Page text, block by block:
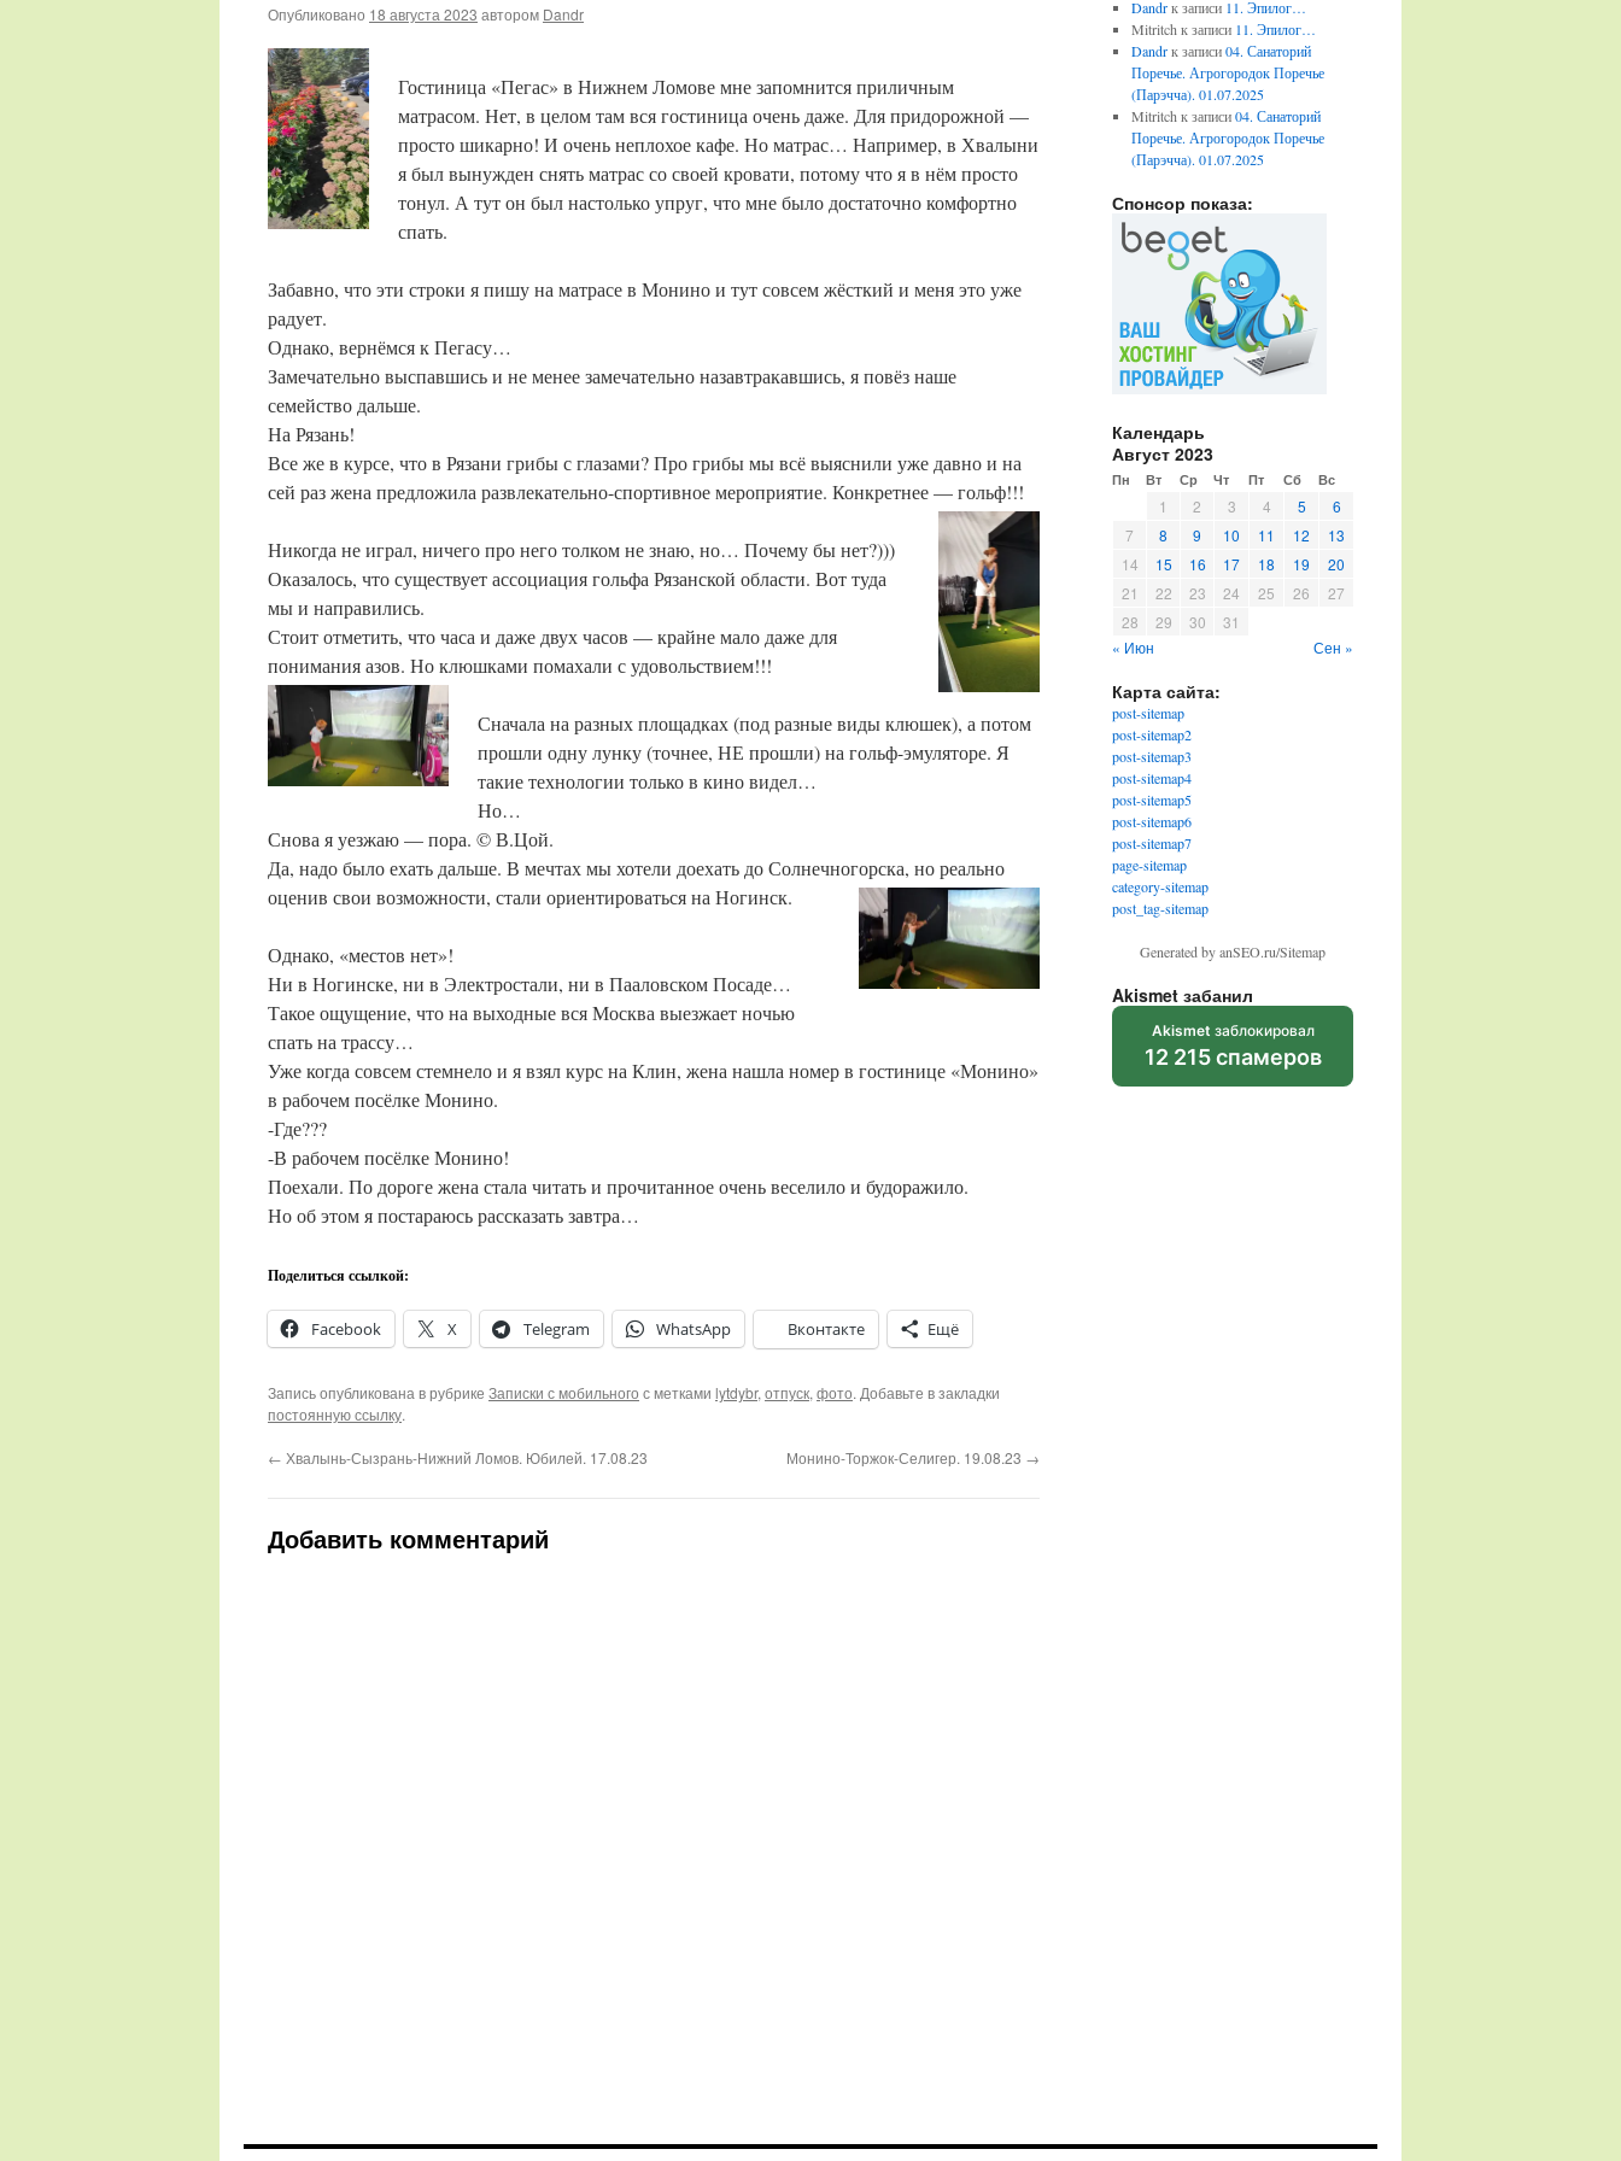
Опубликовано 18 августа 2023 автором Dandr
Гостиница «Пегас» в Нижнем Ломове мне запомнится приличным
матрасом. Нет, в целом там вся гостиница очень даже. Для придорожной —
просто шикарно! И очень неплохое кафе. Но матрас… Например, в Хвалыни
я был вынужден снять матрас со своей кровати, потому что я в нём просто
тонул. А тут он был настолько упруг, что мне было достаточно комфортно
спать.
Забавно, что эти строки я пишу на матрасе в Монино и тут совсем жёсткий и меня это уже
радует.
Однако, вернёмся к Пегасу…
Замечательно выспавшись и не менее замечательно назавтракавшись, я повёз наше
семейство дальше.
На Рязань!
Все же в курсе, что в Рязани грибы с глазами? Про грибы мы всё выяснили уже давно и на
сей раз жена предложила развлекательно-спортивное мероприятие. Конкретнее — гольф!!!
Никогда не играл, ничего про него толком не знаю, но… Почему бы нет?)))
Оказалось, что существует ассоциация гольфа Рязанской области. Вот туда
мы и направились.
Стоит отметить, что часа и даже двух часов — крайне мало даже для
понимания азов. Но клюшками помахали с удовольствием!!!
Сначала на разных площадках (под разные виды клюшек), а потом
прошли одну лунку (точнее, НЕ прошли) на гольф-эмуляторе. Я
такие технологии только в кино видел…
Но…
Снова я уезжаю — пора. © В.Цой.
Да, надо было ехать дальше. В мечтах мы хотели доехать до Солнечногорска, но реально
оценив свои возможности, стали ориентироваться на Ногинск.
Однако, «местов нет»!
Ни в Ногинске, ни в Электростали, ни в Пааловском Посаде…
Такое ощущение, что на выходные вся Москва выезжает ночью
спать на трассу…
Уже когда совсем стемнело и я взял курс на Клин, жена нашла номер в гостинице «Монино»
в рабочем посёлке Монино.
-Где???
-В рабочем посёлке Монино!
Поехали. По дороге жена стала читать и прочитанное очень веселило и будоражило.
Но об этом я постараюсь рассказать завтра…
Поделиться ссылкой:
Facebook X Telegram WhatsApp Вконтакте Ещё
Запись опубликована в рубрике Записки с мобильного с метками lytdybr, отпуск, фото. Добавьте в закладки
постоянную ссылку.
← Хвалынь-Сызрань-Нижний Ломов. Юбилей. 17.08.23 Монино-Торжок-Селигер. 19.08.23 →
Добавить комментарий
Dandrк записи 11. Эпилог…
Mitritch к записи 11. Эпилог…
Dandrк записи04. Санаторий
Поречье. Агрогородок Поречье
(Парэчча). 01.07.2025
Mitritch к записи04. Санаторий
Поречье. Агрогородок Поречье
(Парэчча). 01.07.2025
Спонсор показа:
Календарь
Август 2023
Пн Вт Ср Чт Пт Сб Вс
1 2 3 4 5
6
7
8 9 10 11 12
13
14
15 16 17 18 19
20
21
22 23 24 25 26
27
28
29 30
31
« Июн
Сен »
Карта сайта:
post-sitemap
post-sitemap2
post-sitemap3
post-sitemap4
post-sitemap5
post-sitemap6
post-sitemap7
page-sitemap
category-sitemap
post_tag-sitemap
Generated by anSEO.ru/Sitemap
Akismet забанил
Akismet заблокировал
12 215 спамеров